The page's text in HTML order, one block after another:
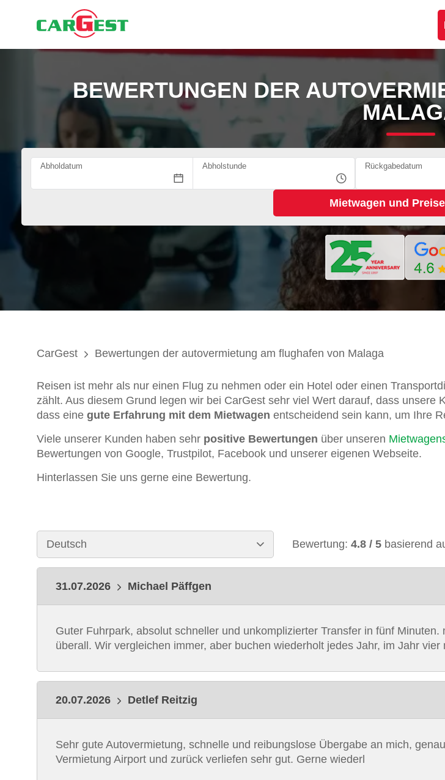
BEWERTUNGEN DER
Abholdatum Abholstunde Rückgabedatum
CarGest Bewertungen der autovermietung am flughafen von Malaga
Reisen ist mehr als nur einen Flug zu nehmen oder ein Hotel oder einen
zählt. Aus diesem Grund legen wir bei CarGest sehr viel Wert darauf, dass
dass eine gute Erfahrung mit dem Mietwagen entscheidend sein kann, um Ihre
Viele unserer Kunden haben sehr positive Bewertungen über unseren
Bewertungen von Google, Trustpilot, Facebook und unserer eigenen Webseite.
Hinterlassen Sie uns gerne eine Bewertung.
Bewertung: 4.8 / 5 basierend
31.07.2026 Michael Päffgen
Guter Fuhrpark, absolut schneller und unkomplizierter Transfer in fünf
überall. Wir vergleichen immer, aber buchen wiederholt jedes Jahr, im Jahr vier
20.07.2026 Detlef Reitzig
Sehr gute Autovermietung, schnelle und reibungslose Übergabe an mich,
Vermietung Airport und zurück verliefen sehr gut. Gerne wiederl